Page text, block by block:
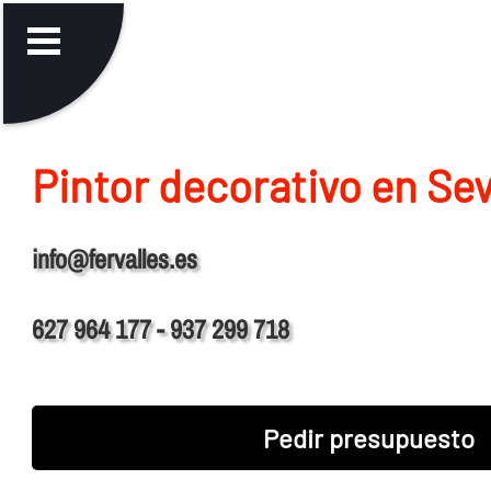
Pintor decorativo en
info@fervalles.es
627 964 177 - 937 299 718
Pedir presupuesto